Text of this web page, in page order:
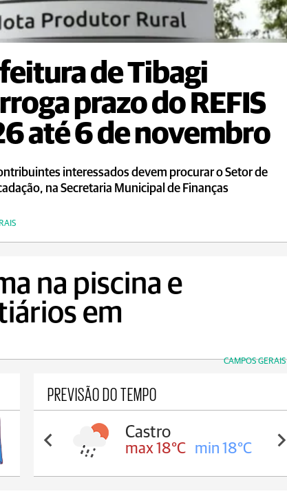
de Tibagi
prazo do REFIS
até 6 de novembro
interessados devem procurar o Setor de
na Secretaria Municipal de Finanças
na piscina e
em
CAMPOS GERAIS
PREVISÃO DO TEMPO
Carambeí
max 18°C min 17°C